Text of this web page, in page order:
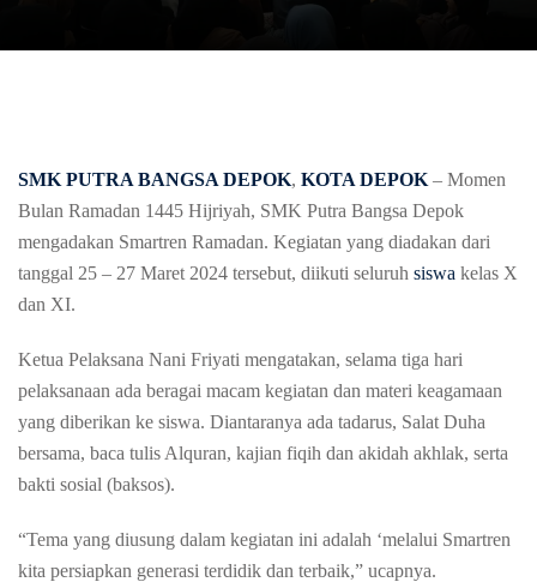
SMK PUTRA BANGSA DEPOK, KOTA DEPOK – Momen
Bulan Ramadan 1445 Hijriyah, SMK Putra Bangsa Depok
mengadakan Smartren Ramadan. Kegiatan yang diadakan dari
tanggal 25 – 27 Maret 2024 tersebut, diikuti seluruh siswa kelas X
dan XI.
Ketua Pelaksana Nani Friyati mengatakan, selama tiga hari
pelaksanaan ada beragai macam kegiatan dan materi keagamaan
yang diberikan ke siswa. Diantaranya ada tadarus, Salat Duha
bersama, baca tulis Alquran, kajian fiqih dan akidah akhlak, serta
bakti sosial (baksos).
“Tema yang diusung dalam kegiatan ini adalah ‘melalui Smartren
kita persiapkan generasi terdidik dan terbaik,” ucapnya.